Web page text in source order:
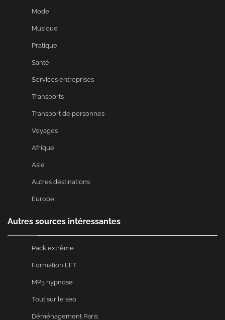
Mode
Musique
Pratique
Santé
Services entreprises
Transports
Transport de personnes
Voyages
Afrique
Asie
Autres destinations
Europe
Autres sources intéressantes
Pack extrême
Formation EFT
MP3 hypnose
Tout sur le seo
Déménagement Paris